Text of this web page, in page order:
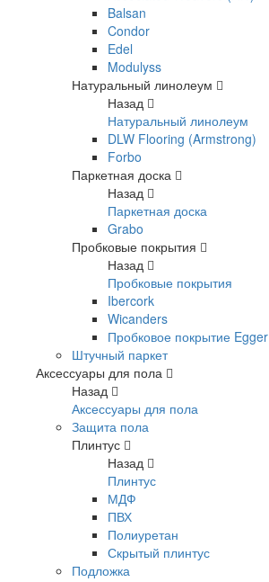
Balsan
Condor
Edel
Modulyss
Натуральный линолеум
Назад
Натуральный линолеум
DLW Flooring (Armstrong)
Forbo
Паркетная доска
Назад
Паркетная доска
Grabo
Пробковые покрытия
Назад
Пробковые покрытия
Ibercork
Wicanders
Пробковое покрытие Egger
Штучный паркет
Аксессуары для пола
Назад
Аксессуары для пола
Защита пола
Плинтус
Назад
Плинтус
МДФ
ПВХ
Полиуретан
Скрытый плинтус
Подложка